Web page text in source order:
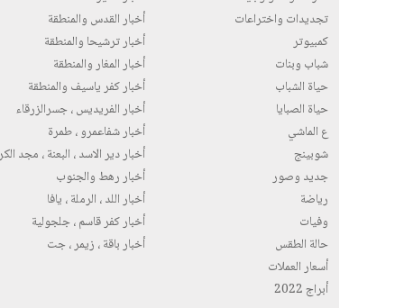
تجديدات واختراعات
كمبيوتر
شباب وبنات
حياة الشباب
حياة الصبايا
ع الماشي
شوبينج
جديد وصور
رياضة
وفيات
حالة الطقس
أسعار العملات
أبراج 2022
أخبار القدس والمنطقة
أخبار ترشيحا والمنطقة
أخبار المغار والمنطقة
أخبار كفر ياسيف والمنطقة
أخبار الفريديس ، جسرالزرقاء
أخبار شفاعمرو ، طمرة
أخبار دير الاسد ، البعنة ، مجد
أخبار رهط والجنوب
أخبار اللد ، الرملة ، يافا
أخبار كفر قاسم ، جلجولية
أخبار باقة ، زيمر ، جت